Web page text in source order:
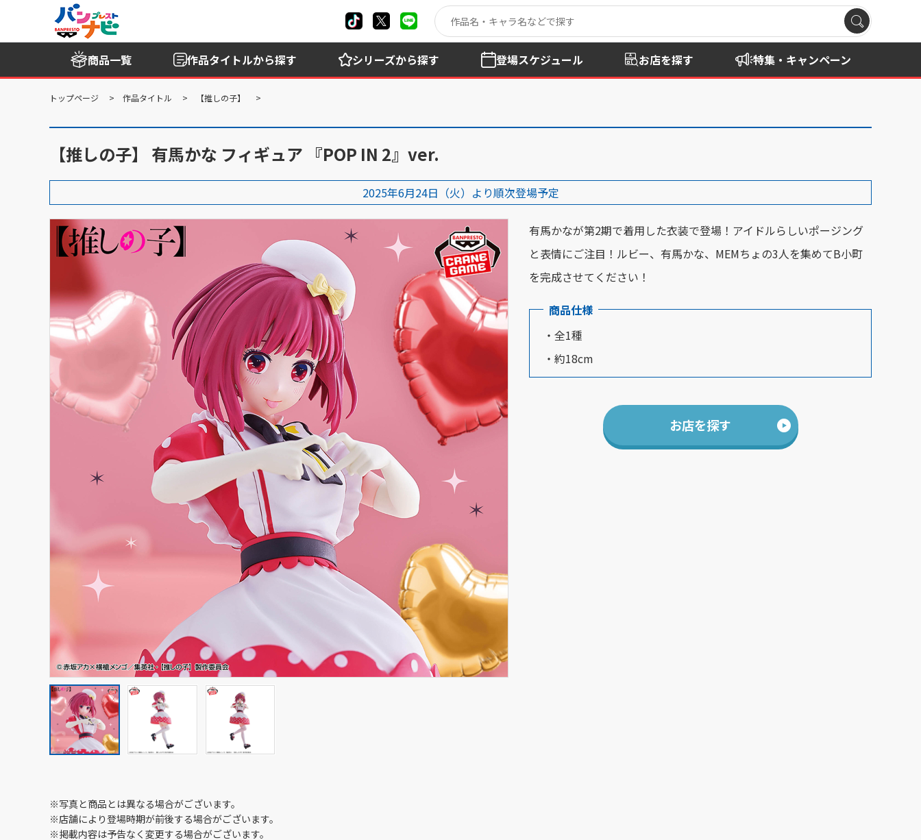
商品一覧 作品タイトルから探す シリーズから探す 登場スケジュール お店を探す 特集・キャンペーン
トップページ 作品タイトル 【推しの子】
【推しの子】 有馬かな フィギュア 『POP IN 2』ver.
2025年6月24日（火）より順次登場予定
有馬かなが第2期で着用した衣装で登場！アイドルらしいポージング
と表情にご注目！ルビー、有馬かな、MEMちょの3人を集めてB小町
を完成させてください！
商品仕様
・全1種
・約18cm
お店を探す
※写真と商品とは異なる場合がございます。
※店舗により登場時期が前後する場合がございます。
※掲載内容は予告なく変更する場合がございます。